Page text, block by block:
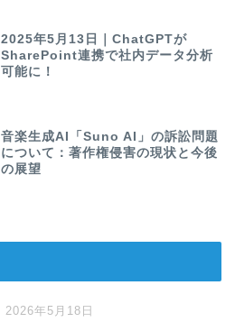
2025年5月13日｜ChatGPTが
SharePoint連携で社内データ分析
可能に！
音楽生成AI「Suno AI」の訴訟問題
について：著作権侵害の現状と今後
の展望
2026年5月18日